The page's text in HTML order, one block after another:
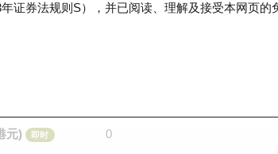
证券法规则S），并已阅读、理解及接受本网页的
元)
即时 0